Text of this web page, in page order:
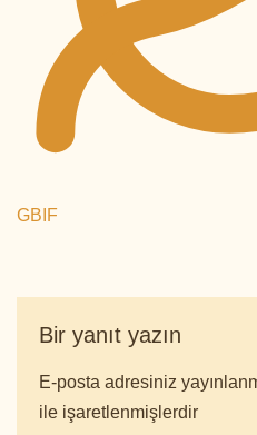
GBIF
Bir yanıt yazın
E-posta adresiniz
ile işaretlenmişlerdir